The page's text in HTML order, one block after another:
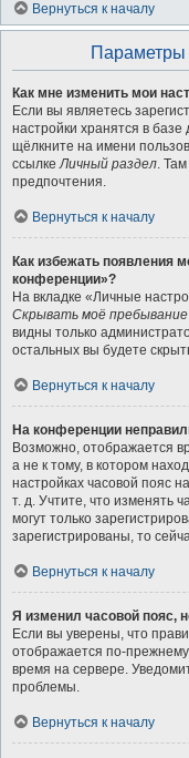
Вернуться к началу
Параметры
Как мне изменить мои
Если вы являетесь
настройки хранятся в
щёлкните на имени
ссылкеЛичный раздел.
предпочтения.
Вернуться к началу
Как избежать появления
конференции»?
На вкладке «Личные
Скрывать моё
видны только
остальных вы будете
Вернуться к началу
На конференции
Возможно, отображается
а не к тому, в котором
настройках часовой пояс
т. д. Учтите, что изменять
могут только
зарегистрированы, то
Вернуться к началу
Я изменил часовой пояс,
Если вы уверены, что
отображается по-
время на сервере.
проблемы.
Вернуться к началу